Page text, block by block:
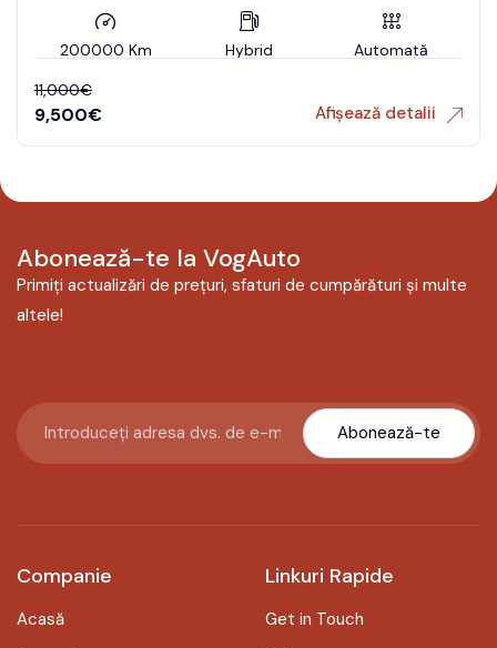
200000 Km Hybrid
Automată
11,000€
9,500€ Afișează detalii
Abonează-te la VogAuto
Primiți actualizări de prețuri, sfaturi de cumpărături și multe
altele!
Abonează-te
Companie
Acasă
Linkuri Rapide
Get in Touch